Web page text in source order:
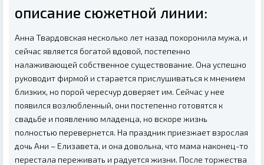
описание сюжетной линии:
Анна Твардовская несколько лет назад похоронила мужа, и
сейчас является богатой вдовой, постепенно
налаживающей собственное существование. Она успешно
руководит фирмой и старается прислушиваться к мнением
близких, но порой чересчур доверяет им. Сейчас у нее
появился возлюбленный, они постепенно готовятся к
свадьбе и появлению младенца, но вскоре жизнь
полностью перевернется. На праздник приезжает взрослая
дочь Ани – Елизавета, и она довольна, что мама наконец-то
перестала переживать и радуется жизни. После торжества